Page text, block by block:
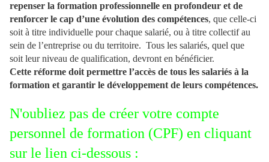
repenser la formation professionnelle en profondeur et de
renforcer le cap d’une évolution des compétences, que celle-ci
soit à titre individuelle pour chaque salarié, ou à titre collectif au
sein de l’entreprise ou du territoire. Tous les salariés, quel que
soit leur niveau de qualification, devront en bénéficier.
Cette réforme doit permettre l’accès de tous les salariés à la
formation et garantir le développement de leurs compétences.
N'oubliez pas de créer votre compte
personnel de formation (CPF) en cliquant
sur le lien ci-dessous :